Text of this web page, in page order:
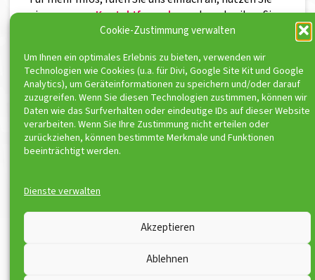
Cookie-Zustimmung verwalten
Um Ihnen ein optimales Erlebnis zu bieten, verwenden wir
Technologien wie Cookies (u.a. für Divi, Google Site Kit und Google
Analytics), um Geräteinformationen zu speichern und/oder darauf
zuzugreifen. Wenn Sie diesen Technologien zustimmen, können wir
Daten wie das Surfverhalten oder eindeutige IDs auf dieser Website
verarbeiten. Wenn Sie Ihre Zustimmung nicht erteilen oder
zurückziehen, können bestimmte Merkmale und Funktionen
beeinträchtigt werden.
Dienste verwalten
Akzeptieren
Ablehnen
eines unsererKontaktformulareoder schreiben Sie
info@tonisport.org.
ToniSport e.V. ist Kooperationspartner von
Disclaimer